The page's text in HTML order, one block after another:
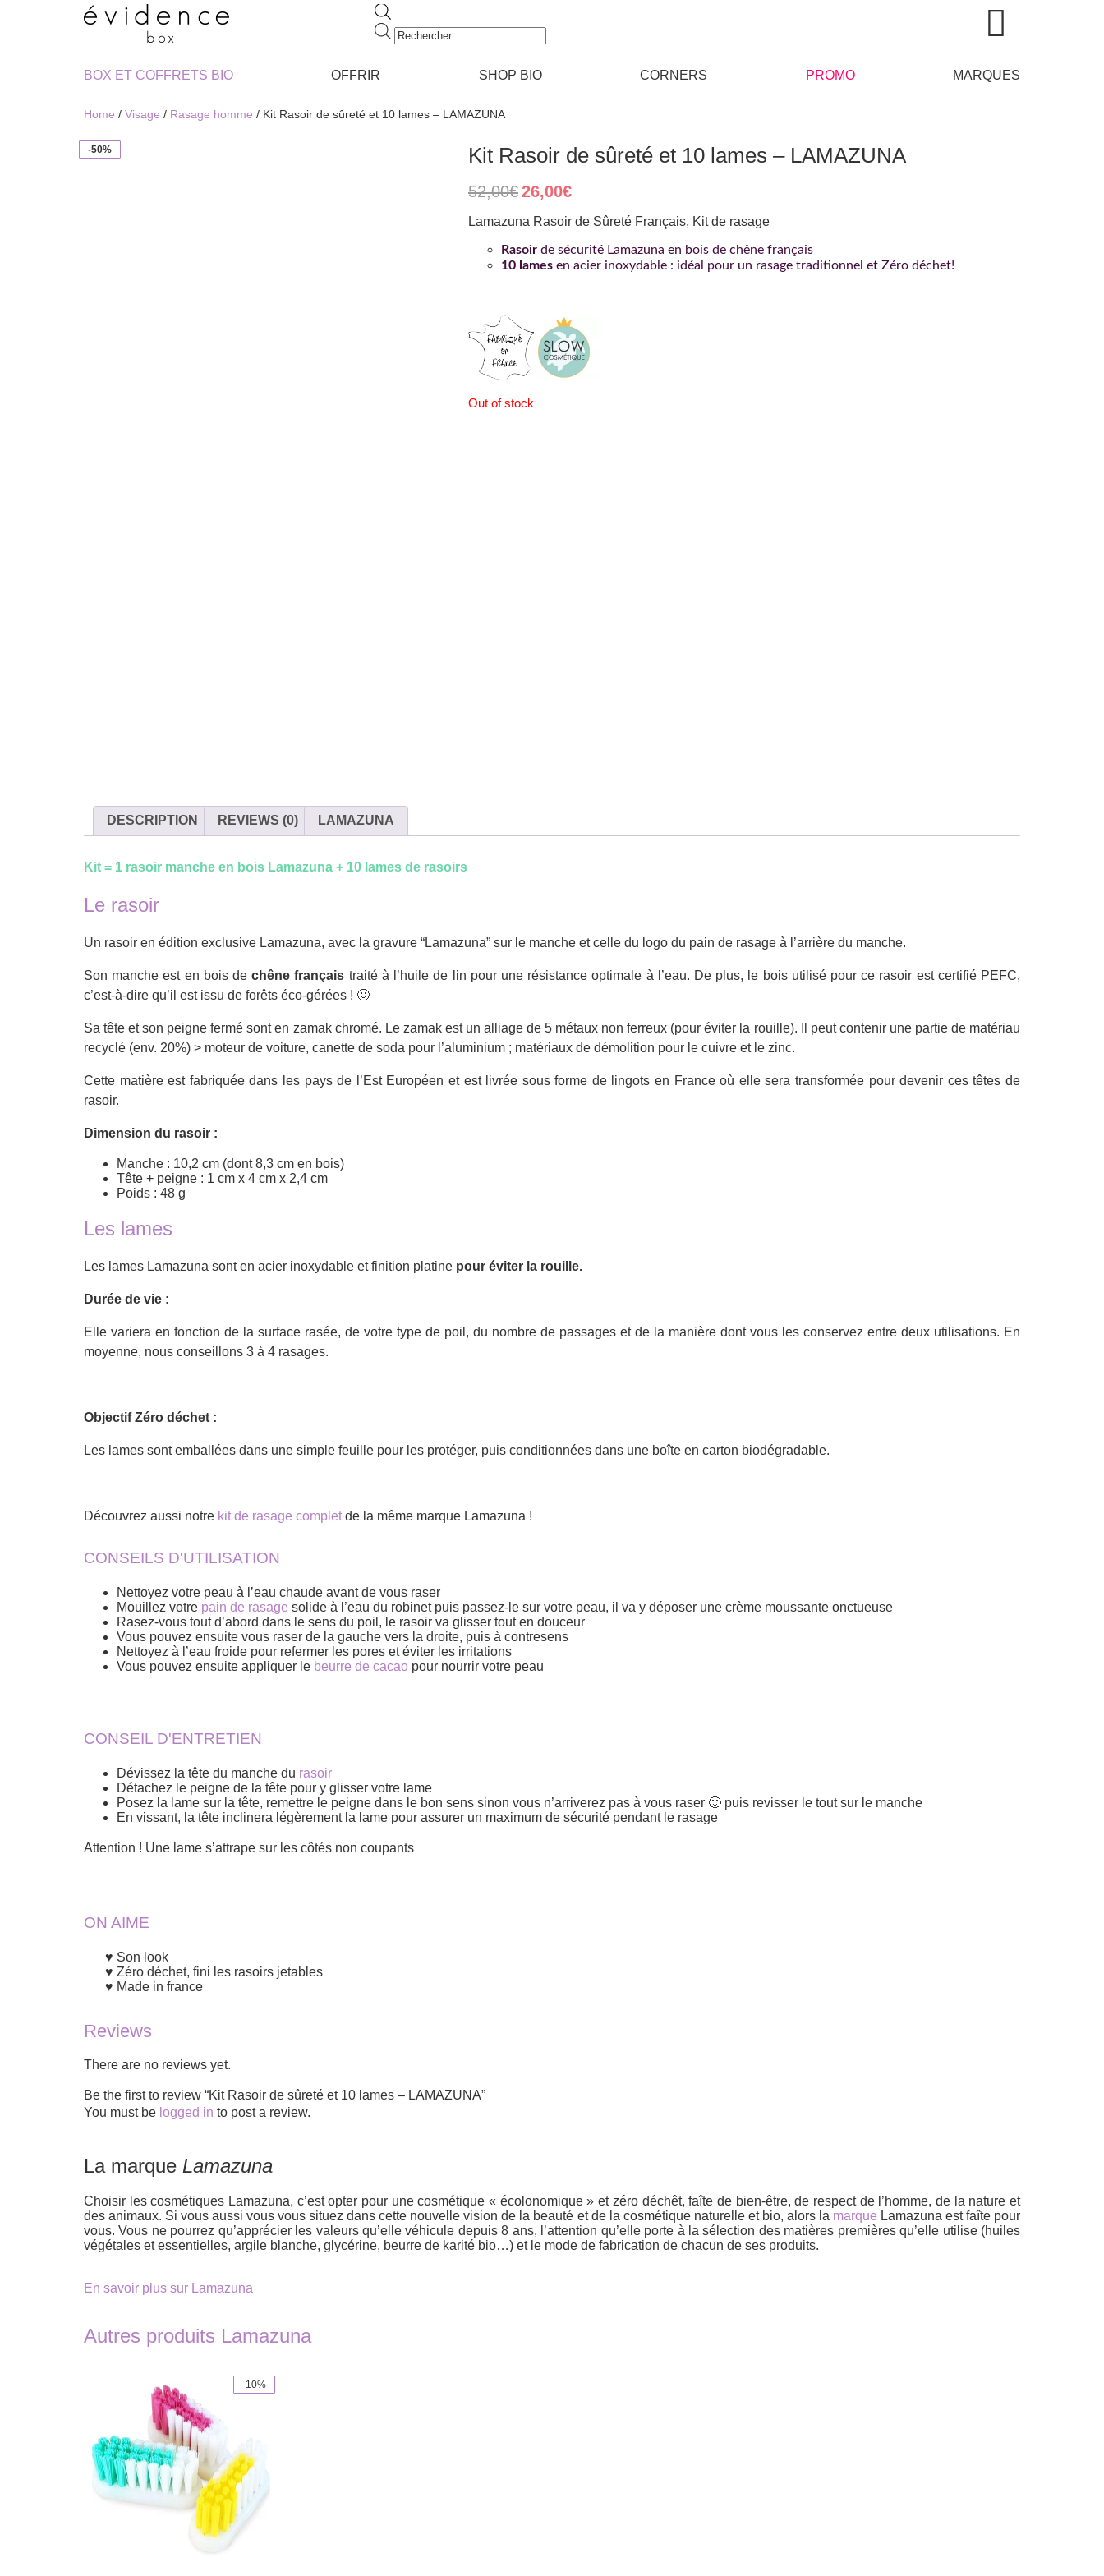
Recherche
de
BOX ET COFFRETS BIO
OFFRIR SHOP BIO CORNERS PROMO MARQUES
Home / Visage / Rasage homme / Kit Rasoir de sûreté et 10 lames – LAMAZUNA
-50% Kit Rasoir de sûreté et 10 lames – LAMAZUNA
52,00€ Original
price
was:
26,00€Current
is:
Lamazuna Rasoir de Sûreté Français, Kit de rasage
Rasoir de sécurité Lamazuna en bois de chêne français
10 lames en acier inoxydable : idéal pour un rasage traditionnel et Zéro déchet!
Out of stock
DESCRIPTION REVIEWS (0) LAMAZUNA
Kit = 1 rasoir manche en bois Lamazuna + 10 lames de rasoirs
Le rasoir
Un rasoir en édition exclusive Lamazuna, avec la gravure “Lamazuna” sur le manche et celle du logo du pain de rasage à l’arrière du manche.
Son manche est en bois dechêne français traité à l’huile de lin pour une résistance optimale à l’eau. De plus, le bois utilisé pour ce rasoir est certifié PEFC,
c’est-à-dire qu’il est issu de forêts éco-gérées ! 🙂
Sa tête et son peigne fermé sont en zamak chromé. Le zamak est un alliage de 5 métaux non ferreux (pour éviter la rouille). Il peut contenir une partie de matériau
recyclé (env. 20%) > moteur de voiture, canette de soda pour l’aluminium ; matériaux de démolition pour le cuivre et le zinc.
Cette matière est fabriquée dans les pays de l’Est Européen et est livrée sous forme de lingots en France où elle sera transformée pour devenir ces têtes de
rasoir.
Dimension du rasoir :
Manche : 10,2 cm (dont 8,3 cm en bois)
Tête + peigne : 1 cm x 4 cm x 2,4 cm
Poids : 48 g
Les lames
Les lames Lamazuna sont en acier inoxydable et finition platine pour éviter la rouille.
Durée de vie :
Elle variera en fonction de la surface rasée, de votre type de poil, du nombre de passages et de la manière dont vous les conservez entre deux utilisations. En
moyenne, nous conseillons 3 à 4 rasages.
Objectif Zéro déchet :
Les lames sont emballées dans une simple feuille pour les protéger, puis conditionnées dans une boîte en carton biodégradable.
Découvrez aussi notre kit de rasage completde la même marque Lamazuna !
CONSEILS D'UTILISATION
Nettoyez votre peau à l’eau chaude avant de vous raser
Mouillez votre pain de rasage solide à l’eau du robinet puis passez-le sur votre peau, il va y déposer une crème moussante onctueuse
Rasez-vous tout d’abord dans le sens du poil, le rasoir va glisser tout en douceur
Vous pouvez ensuite vous raser de la gauche vers la droite, puis à contresens
Nettoyez à l’eau froide pour refermer les pores et éviter les irritations
Vous pouvez ensuite appliquer le beurre de cacao pour nourrir votre peau
CONSEIL D'ENTRETIEN
Dévissez la tête du manche du rasoir
Détachez le peigne de la tête pour y glisser votre lame
Posez la lame sur la tête, remettre le peigne dans le bon sens sinon vous n’arriverez pas à vous raser 🙂 puis revisser le tout sur le manche
En vissant, la tête inclinera légèrement la lame pour assurer un maximum de sécurité pendant le rasage
Attention ! Une lame s’attrape sur les côtés non coupants
ON AIME
Son look
Zéro déchet, fini les rasoirs jetables
Made in france
Reviews
There are no reviews yet.
Be the first to review “Kit Rasoir de sûreté et 10 lames – LAMAZUNA”
You must be logged in to post a review.
La marque Lamazuna
Choisir les cosmétiques Lamazuna, c’est opter pour une cosmétique « écolonomique » et zéro déchêt, faîte de bien-être, de respect de l’homme, de la nature et
des animaux. Si vous aussi vous vous situez dans cette nouvelle vision de la beauté et de la cosmétique naturelle et bio, alors la marque Lamazuna est faîte pour
vous. Vous ne pourrez qu’apprécier les valeurs qu’elle véhicule depuis 8 ans, l’attention qu’elle porte à la sélection des matières premières qu’elle utilise (huiles
végétales et essentielles, argile blanche, glycérine, beurre de karité bio…) et le mode de fabrication de chacun de ses produits.
En savoir plus sur Lamazuna
Autres produits Lamazuna
-10%
variants.
The
options
may